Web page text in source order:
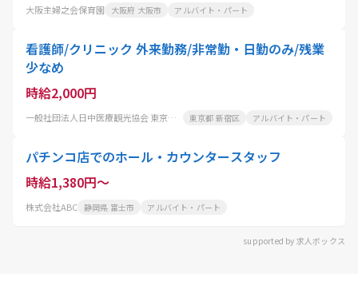
大阪主婦之会保育園 大阪府 大阪市 アルバイト・パート
看護師/クリニック 外来勤務/非常勤・日勤のみ/残業
少なめ
時給2,000円
一般社団法人日中医療観光協会 東京医院 東京都 新宿区 アルバイト・パート
パチンコ店でのホール・カウンタースタッフ
時給1,380円～
株式会社ABC 静岡県 富士市 アルバイト・パート
supported by 求人ボックス